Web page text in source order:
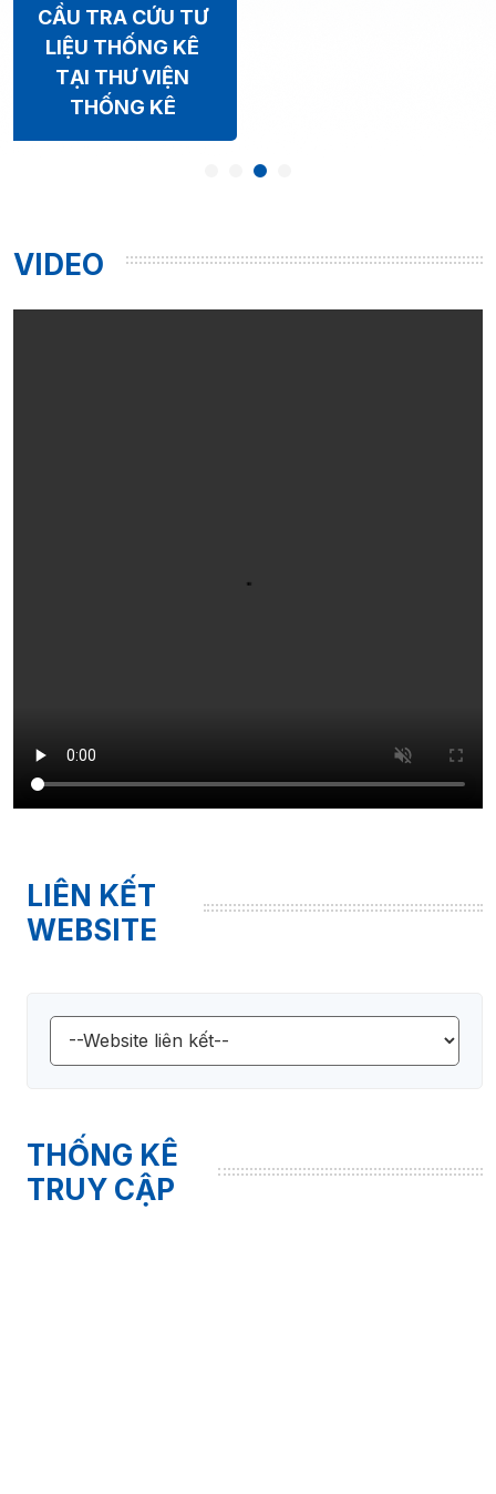
CẦU TRA CỨU TƯ
LIỆU THỐNG KÊ
TẠI THƯ VIỆN
THỐNG KÊ
VIDEO
LIÊN KẾT
WEBSITE
THỐNG KÊ
TRUY CẬP